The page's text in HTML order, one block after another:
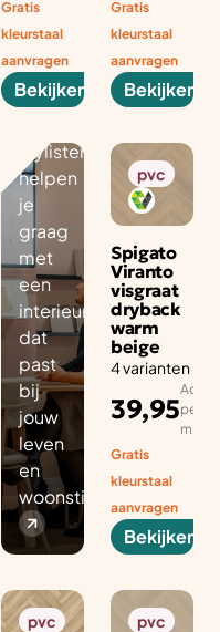
Gratis
kleurstaal
aanvragen
Bekijken
Gratis
kleurstaal
aanvragen
Bekijken
rieu
rad
vies
Onze
stylisten
helpen
je
graag
met
een
interieuradvies
dat
past
bij
jouw
leven
en
woonstijl.
pvc
Spigato
Viranto
visgraat
dryback
warm
beige
4 varianten
39,95per
m2
Gratis
kleurstaal
aanvragen
Bekijken
pvc pvc